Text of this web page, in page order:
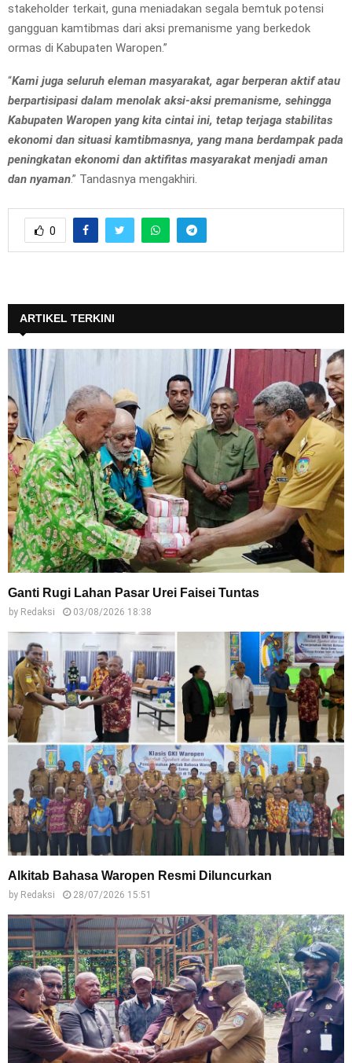
stakeholder terkait, guna meniadakan segala bemtuk potensi
gangguan kamtibmas dari aksi premanisme yang berkedok
ormas di Kabupaten Waropen.”
“Kami juga seluruh eleman masyarakat, agar berperan aktif atau
berpartisipasi dalam menolak aksi-aksi premanisme, sehingga
Kabupaten Waropen yang kita cintai ini, tetap terjaga stabilitas
ekonomi dan situasi kamtibmasnya, yang mana berdampak pada
peningkatan ekonomi dan aktifitas masyarakat menjadi aman
dan nyaman.” Tandasnya mengakhiri.
0
ARTIKEL TERKINI
Ganti Rugi Lahan Pasar Urei Faisei Tuntas
by Redaksi 03/08/2026 18:38
Alkitab Bahasa Waropen Resmi Diluncurkan
by Redaksi 28/07/2026 15:51